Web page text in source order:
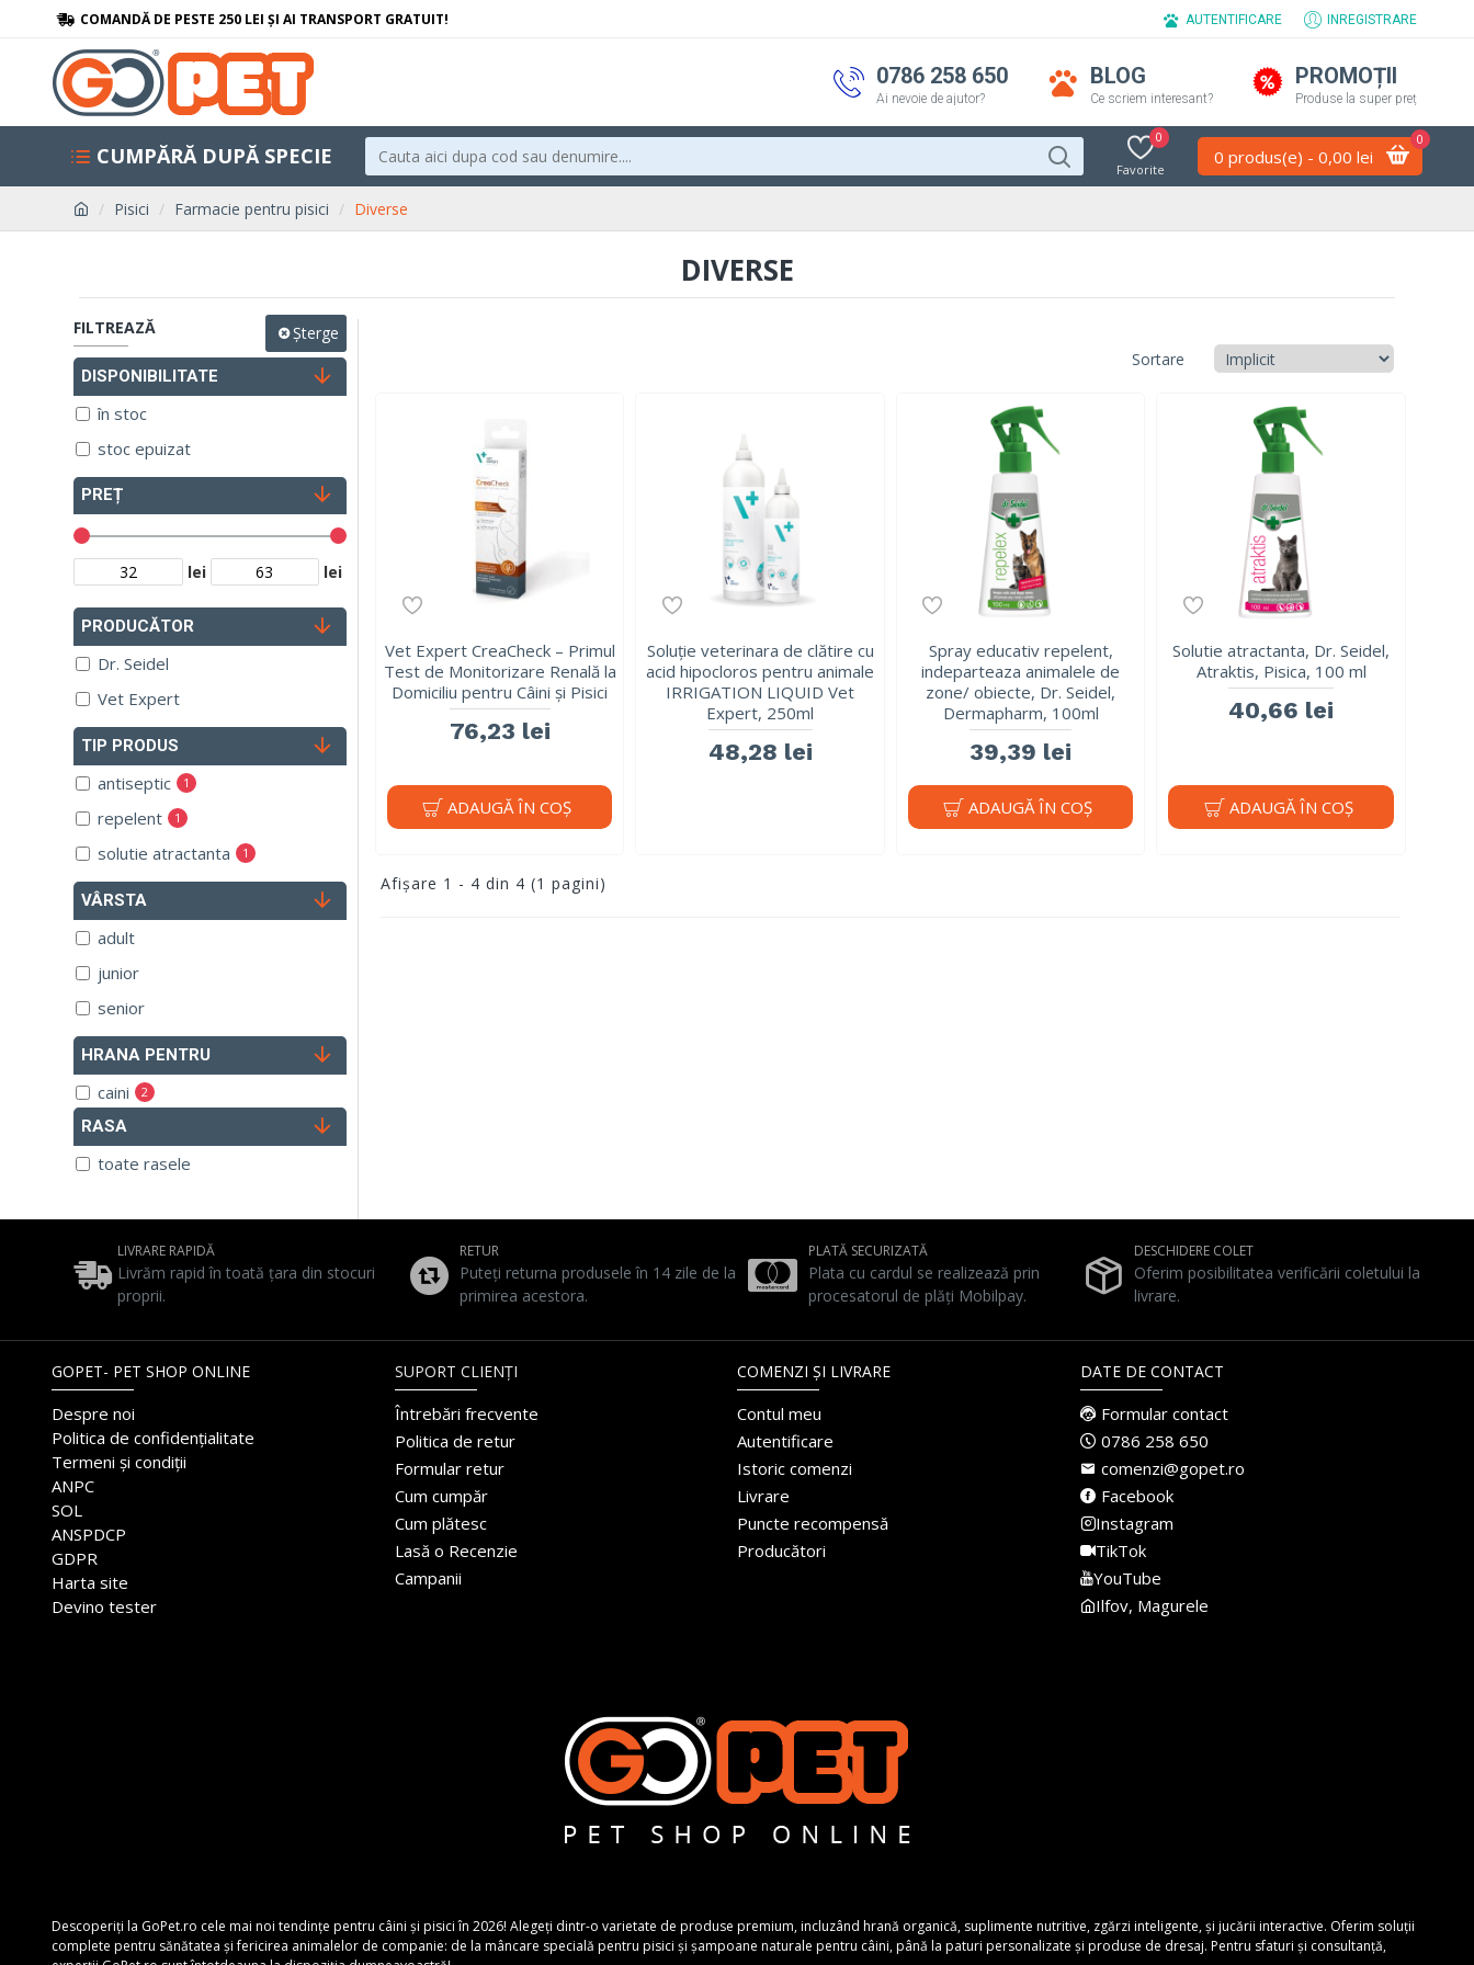
COMANDĂ DE PESTE 250 LEI ȘI AI TRANSPORT GRATUIT! AUTENTIFICARE INREGISTRARE
0786 258 650
Ai nevoie de ajutor?
BLOG
Ce scriem interesant?
PROMOȚII
Produse la super preț
CUMPĂRĂ DUPĂ SPECIE
Favorite
0
0 produs(e) - 0,00 lei
0
Pisici Farmacie pentru pisici Diverse
DIVERSE
FILTREAZĂ Șterge
PREȚ
lei lei
PRODUCĂTOR
Dr. Seidel
Vet Expert
VÂRSTA
adult
junior
senior
TIP PRODUS
antiseptic 1
repelent 1
solutie atractanta 1
HRANA PENTRU
caini 2
pisici
RASA
toate rasele
DISPONIBILITATE
în stoc
stoc epuizat
Sortare
Vet Expert CreaCheck – Primul
Test de Monitorizare Renală la
Domiciliu pentru Câini și Pisici
76,23 lei
ADAUGĂ ÎN COŞ
Soluție veterinara de clătire cu
acid hipocloros pentru animale
IRRIGATION LIQUID Vet
Expert, 250ml
48,28 lei
Spray educativ repelent,
indeparteaza animalele de
zone/ obiecte, Dr. Seidel,
Dermapharm, 100ml
39,39 lei
ADAUGĂ ÎN COŞ
Solutie atractanta, Dr. Seidel,
Atraktis, Pisica, 100 ml
40,66 lei
ADAUGĂ ÎN COŞ
Afişare 1 - 4 din 4 (1 pagini)
LIVRARE RAPIDĂ
Livrăm rapid în toată țara din stocuri
proprii.
RETUR
Puteți returna produsele în 14 zile de la
primirea acestora.
PLATĂ SECURIZATĂ
Plata cu cardul se realizează prin
procesatorul de plăți Mobilpay.
DESCHIDERE COLET
Oferim posibilitatea verificării coletului la
livrare.
GOPET- PET SHOP ONLINE
Despre noi
Politica de confidențialitate
Termeni și condiții
ANPC
SOL
ANSPDCP
GDPR
Harta site
Devino tester
SUPORT CLIENȚI
Întrebări frecvente
Politica de retur
Formular retur
Cum cumpăr
Cum plătesc
Lasă o Recenzie
Campanii
COMENZI ȘI LIVRARE
Contul meu
Autentificare
Istoric comenzi
Livrare
Puncte recompensă
Producători
DATE DE CONTACT
Formular contact
0786 258 650
comenzi@gopet.ro
Facebook
Instagram
TikTok
YouTube
Ilfov, Magurele
Descoperiți la GoPet.ro cele mai noi tendințe pentru câini și pisici în 2026! Alegeți dintr-o varietate de produse premium, incluzând hrană organică, suplimente nutritive, zgărzi inteligente, și jucării interactive. Oferim soluții
complete pentru sănătatea și fericirea animalelor de companie: de la mâncare specială pentru pisici și șampoane naturale pentru câini, până la paturi personalizate și produse de dresaj. Pentru sfaturi și consultanță,